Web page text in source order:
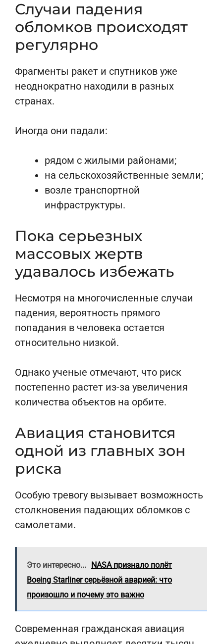
Случаи падения
обломков происходят
регулярно
Фрагменты ракет и спутников уже
неоднократно находили в разных
странах.
Иногда они падали:
рядом с жилыми районами;
на сельскохозяйственные земли;
возле транспортной
инфраструктуры.
Пока серьезных
массовых жертв
удавалось избежать
Несмотря на многочисленные случаи
падения, вероятность прямого
попадания в человека остается
относительно низкой.
Однако ученые отмечают, что риск
постепенно растет из-за увеличения
количества объектов на орбите.
Авиация становится
одной из главных зон
риска
Особую тревогу вызывает возможность
столкновения падающих обломков с
самолетами.
Это интересно... NASA признало полёт
Boeing Starliner серьёзной аварией: что
произошло и почему это важно
Современная гражданская авиация